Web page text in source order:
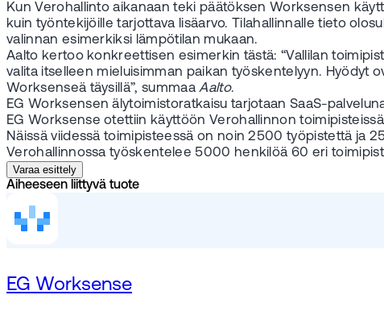
Kun Verohallinto aikanaan teki päätöksen Worksensen
kuin työntekijöille tarjottava lisäarvo. Tilahallinnalle tieto
valinnan esimerkiksi lämpötilan mukaan.
Aalto kertoo konkreettisen esimerkin tästä: “Vallilan
valita itselleen mieluisimman paikan työskentelyyn. Hyödyt
Worksenseä täysillä”, summaaAalto.
EG Worksensen älytoimistoratkaisu tarjotaan SaaS-
EG Worksense otettiin käyttöön Verohallinnon
Näissä viidessä toimipisteessä on noin 2500 työpistettä ja
Verohallinnossa työskentelee 5000 henkilöä 60 eri
Varaa esittely
Aiheeseen liittyvä tuote
EG Worksense